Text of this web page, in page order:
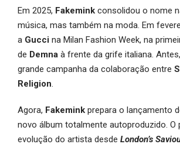
Em 2025, Fakemink consolidou o nome
música, mas também na moda. Em
a Gucci na Milan Fashion Week, na
de Demna à frente da grife italiana.
grande campanha da colaboração entre
Religion.
Agora, Fakemink prepara o lançamento
novo álbum totalmente autoproduzido. O
evolução do artista desde London’s